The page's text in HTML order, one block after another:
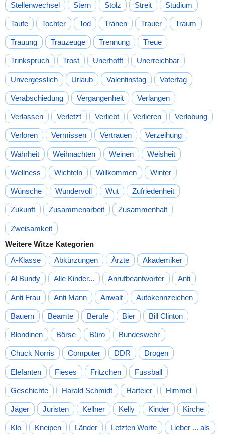
Stellenwechsel Stern Stolz Streit Studium
Taufe Tochter Tod Tränen Trauer Traum
Trauung Trauzeuge Trennung Treue
Trinkspruch Trost Unerhofft Unerreichbar
Unvergesslich Urlaub Valentinstag Vatertag
Verabschiedung Vergangenheit Verlangen
Verlassen Verletzt Verliebt Verlieren Verlobung
Verloren Vermissen Vertrauen Verzeihung
Wahrheit Weihnachten Weinen Weisheit
Wellness Wichteln Willkommen Winter
Wünsche Wundervoll Wut Zufriedenheit
Zukunft Zusammenarbeit Zusammenhalt
Zweisamkeit
Weitere Witze Kategorien
A-Klasse
Abkürzungen Ärzte Akademiker
Al Bundy Alle Kinder... Anrufbeantworter Anti
Anti Frau Anti Mann Anwalt Autokennzeichen
Bauern Beamte Berufe Bier Bill Clinton
Blondinen Börse Büro Bundeswehr
Chuck Norris Computer DDR Drogen
Elefanten Fieses Fritzchen Fussball
Geschichte Harald Schmidt Harteier Himmel
Jäger Juristen Kellner Kelly Kinder Kirche
Klo Kneipen Länder Letzten Worte Lieber ... als